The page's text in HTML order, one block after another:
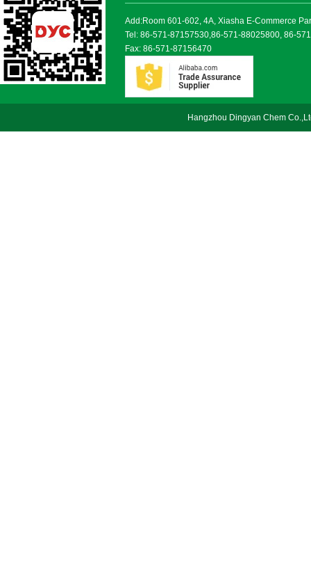
Add:Room 601-602, 4A, Xiasha E-Commerce
Tel: 86-571-87157530,86-571-88025800, 86-
Fax: 86-571-87156470
Hangzhou Dingyan Chem